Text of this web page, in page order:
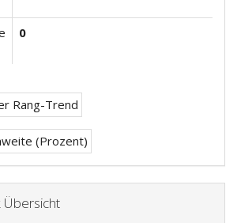
0